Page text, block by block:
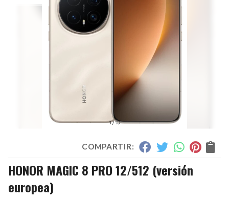
COMPARTIR:
HONOR MAGIC 8 PRO 12/512 (versión
europea)